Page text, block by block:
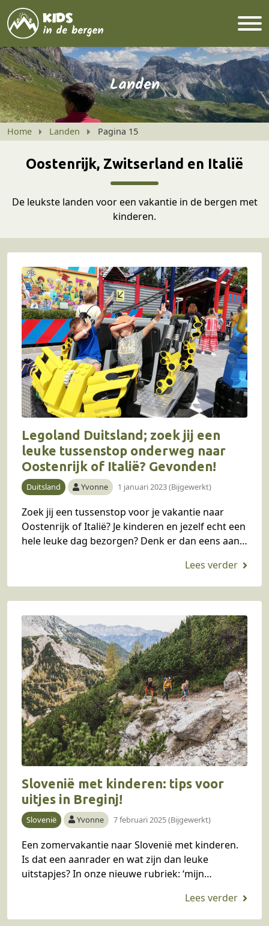
Landen
Home Landen Pagina 15
Oostenrijk, Zwitserland en Italië
De leukste landen voor een vakantie in de bergen met
kinderen.
Legoland Duitsland; zoek jij een
leuke tussenstop onderweg naar
Oostenrijk of Italië? Gevonden!
Duitsland Yvonne 1 januari 2023 (Bijgewerkt)
Zoek jij een tussenstop voor je vakantie naar
Oostenrijk of Italië? Je kinderen en jezelf echt een
hele leuke dag bezorgen? Denk er dan eens aan
Slovenië met kinderen: tips voor
uitjes in Breginj!
Slovenië Yvonne 7 februari 2025 (Bijgewerkt)
Een zomervakantie naar Slovenië met kinderen.
Is dat een aanrader en wat zijn dan leuke
uitstapjes? In onze nieuwe rubriek: ‘mijn